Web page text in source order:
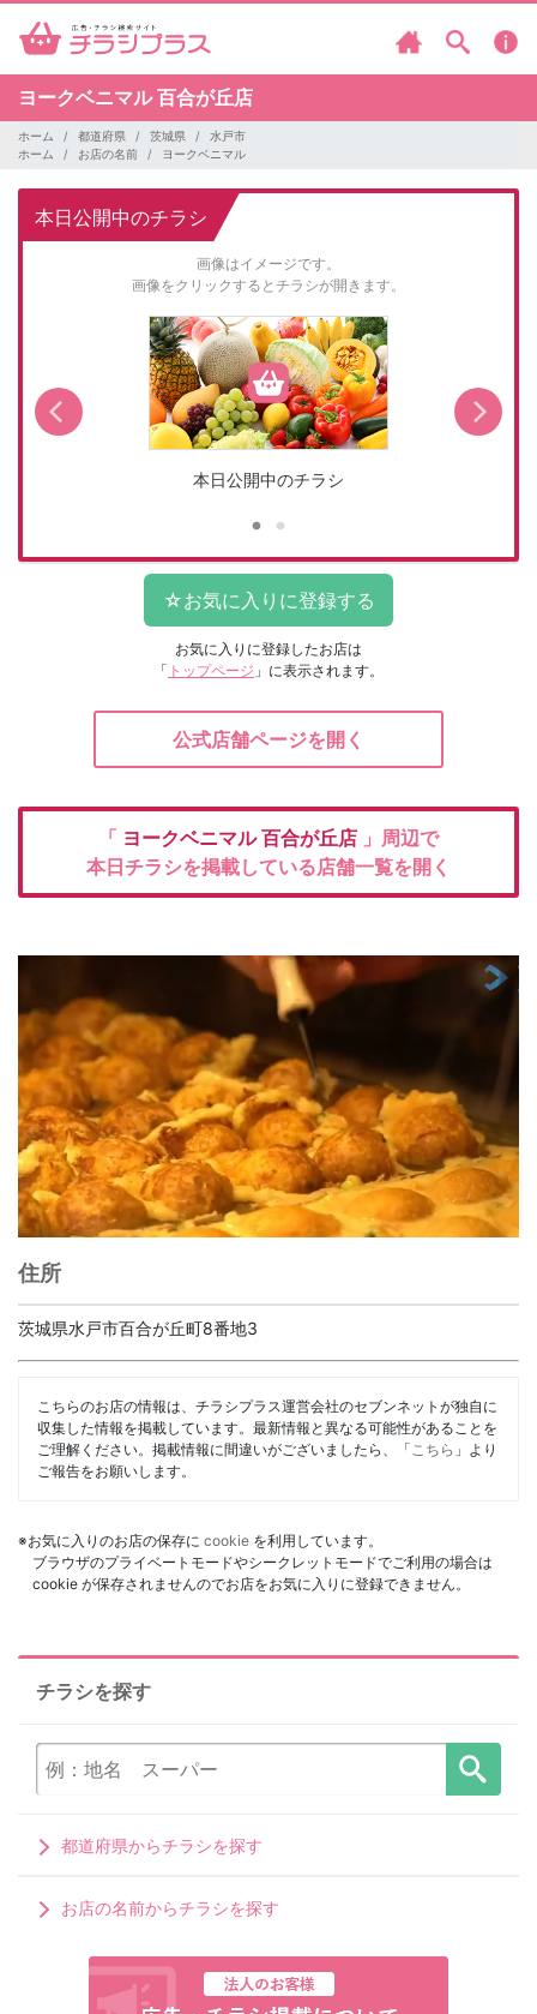
ヨークベニマル百合が丘店
ホーム 都道府県 茨城県
水戸市
ホーム
お店の名前 ヨークベニマル
本日公開中のチラシ
画像はイメージです。
画像をクリックするとチラシが開きます。
本日公開中のチラシ
お気に入りに登録したお店は
「 トップページ 」に表示されます。
公式店舗ページを開く
「 ヨークベニマル百合が丘店 」周辺で
本日チラシを掲載している店舗一覧を開く
住所
茨城県水戸市百合が丘町8番地3
こちらのお店の情報は、チラシプラス運営会社のセブンネットが独自に
収集した情報を掲載しています。最新情報と異なる可能性があることを
ご理解ください。掲載情報に間違いがございましたら、「 こちら 」より
ご報告をお願いします。
※お気に入りのお店の保存に cookie を利用しています。
ブラウザのプライベートモードやシークレットモードでご利用の場合は
cookie が保存されませんのでお店をお気に入りに登録できません。
チラシを探す
都道府県からチラシを探す
お店の名前からチラシを探す